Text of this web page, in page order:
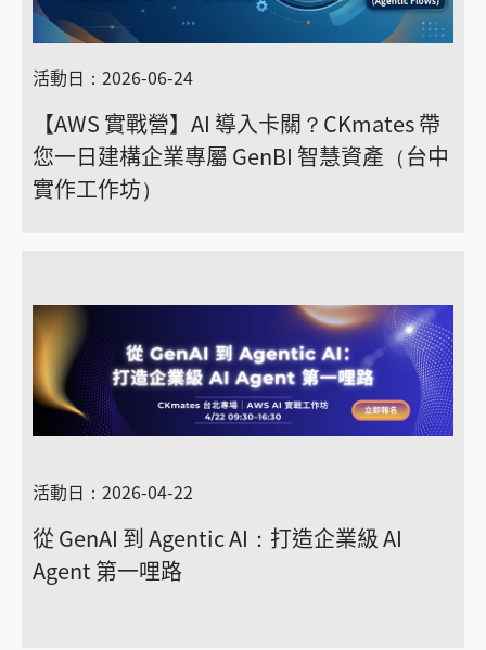
活動日：2026-06-24
【AWS 實戰營】AI 導入卡關？CKmates 帶
您一日建構企業專屬 GenBI 智慧資產（台中
實作工作坊）
活動日：2026-04-22
從 GenAI 到 Agentic AI：打造企業級 AI
Agent 第一哩路